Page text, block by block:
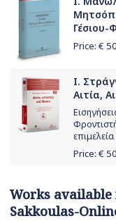
Γέσιου-
Price: €
Ι.
Αιτία,
Price: €
Works
Sakkoulas-